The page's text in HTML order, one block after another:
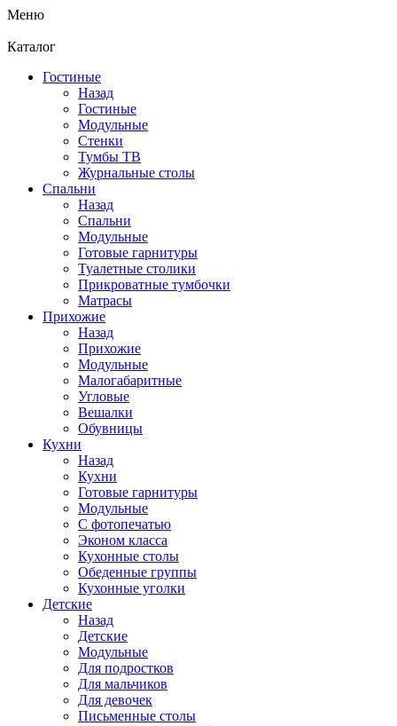
Меню
Каталог
Гостиные
Назад
Гостиные
Модульные
Стенки
Тумбы ТВ
Журнальные столы
Спальни
Назад
Спальни
Модульные
Готовые гарнитуры
Туалетные столики
Прикроватные тумбочки
Матрасы
Прихожие
Назад
Прихожие
Модульные
Малогабаритные
Угловые
Вешалки
Обувницы
Кухни
Назад
Кухни
Готовые гарнитуры
Модульные
С фотопечатью
Эконом класса
Кухонные столы
Обеденные группы
Кухонные уголки
Детские
Назад
Детские
Модульные
Для подростков
Для мальчиков
Для девочек
Письменные столы